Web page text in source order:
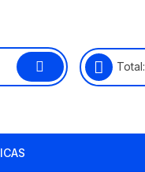
Total: